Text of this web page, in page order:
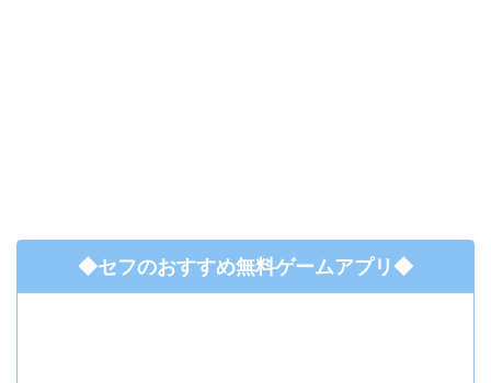
◆セフのおすすめ無料ゲームアプリ◆